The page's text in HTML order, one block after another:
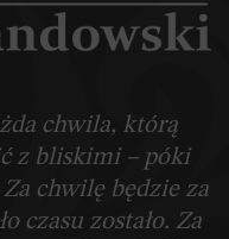
chwila, którą
z bliskimi – póki
chwilę będzie za
czasu zostało. Za